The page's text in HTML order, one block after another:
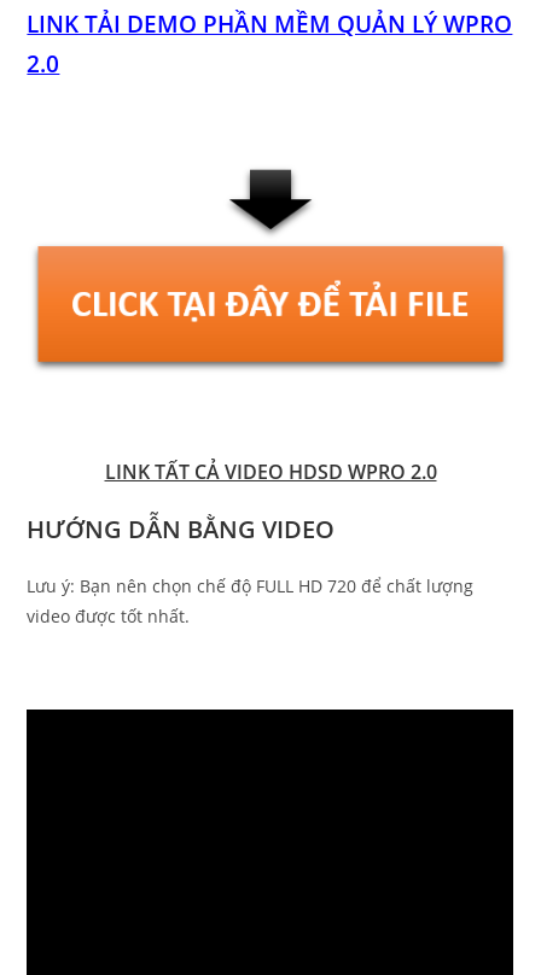
LINK TẢI DEMO PHẦN MỀM QUẢN LÝ WPRO
2.0
LINK TẤT CẢ VIDEO HDSD WPRO 2.0
HƯỚNG DẪN BẰNG VIDEO
Lưu ý: Bạn nên chọn chế độ FULL HD 720 để chất lượng
video được tốt nhất.